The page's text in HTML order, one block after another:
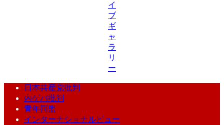
イ
ブ
ギ
ャ
ラ
リ
ー
日本共産党批判
内ゲバ批判
青年同盟
インターナショナルビュー